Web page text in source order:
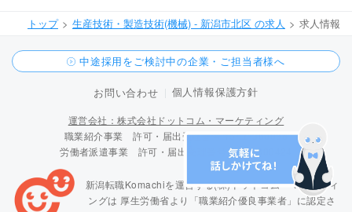
トップ 生産技術・製造技術(機械) - 新潟市北区 の求人 求人情報
中途採用をご検討中の企業・ご担当者様へ
お問い合わせ 個人情報保護方針
運営会社：株式会社ドットコム・マーケティング
職業紹介事業 許可・届出受理番号 15-ユ-300096
労働者派遣事業 許可・届出受理番号 派 15-300424
新潟転職Komachiを運営する(株)ドットコム・マーケティ
ングは 厚生労働省より「職業紹介優良事業者」に認定さ